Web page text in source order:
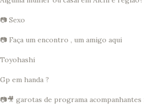
📷 Sexo
📷 Faça um encontro , um amigo aqui
Toyohashi
Gp em handa ?
📷🎥 garotas de programa acompanhantes